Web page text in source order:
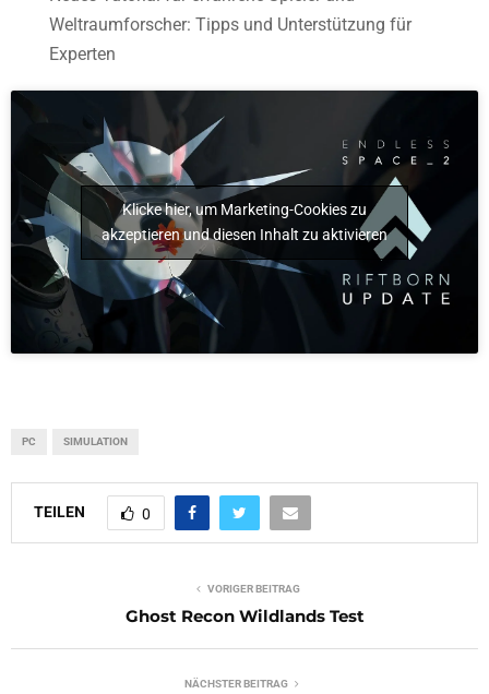
Weltraumforscher: Tipps und Unterstützung für
Experten
Klicke hier, um Marketing-Cookies zu
akzeptieren und diesen Inhalt zu aktivieren
PC SIMULATION
TEILEN 0
VORIGER BEITRAG
Ghost Recon Wildlands Test
NÄCHSTER BEITRAG